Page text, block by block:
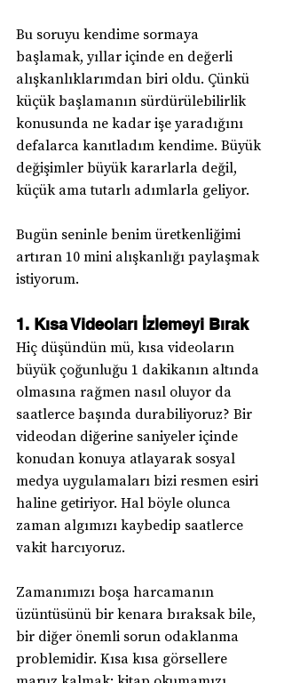
Bu soruyu kendime sormaya
başlamak, yıllar içinde en değerli
alışkanlıklarımdan biri oldu. Çünkü
küçük başlamanın sürdürülebilirlik
konusunda ne kadar işe yaradığını
defalarca kanıtladım kendime. Büyük
değişimler büyük kararlarla değil,
küçük ama tutarlı adımlarla geliyor.
Bugün seninle benim üretkenliğimi
artıran 10 mini alışkanlığı paylaşmak
istiyorum.
1. Kısa Videoları İzlemeyi Bırak
Hiç düşündün mü, kısa videoların
büyük çoğunluğu 1 dakikanın altında
olmasına rağmen nasıl oluyor da
saatlerce başında durabiliyoruz? Bir
videodan diğerine saniyeler içinde
konudan konuya atlayarak sosyal
medya uygulamaları bizi resmen esiri
haline getiriyor. Hal böyle olunca
zaman algımızı kaybedip saatlerce
vakit harcıyoruz.
Zamanımızı boşa harcamanın
üzüntüsünü bir kenara bıraksak bile,
bir diğer önemli sorun odaklanma
problemidir. Kısa kısa görsellere